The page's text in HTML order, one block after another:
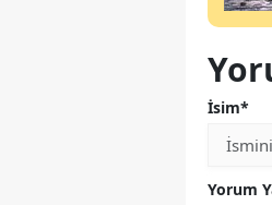
İsim*
Yorum